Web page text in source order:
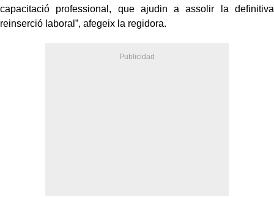
capacitació professional, que ajudin a assolir la definitiva
reinserció laboral”, afegeix la regidora.